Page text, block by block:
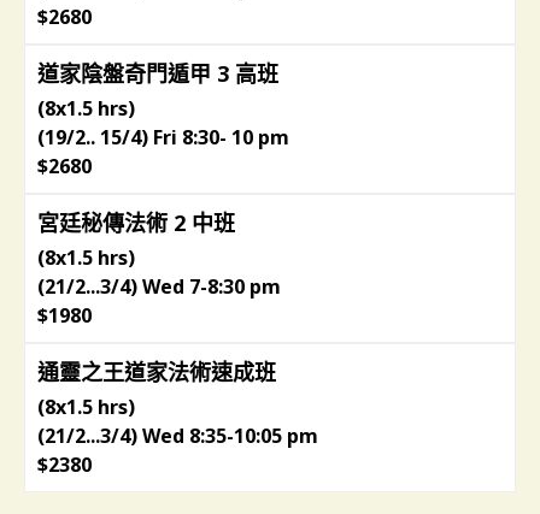
$2680
道家陰盤奇門遁甲 3 高班
(8x1.5 hrs)
(19/2.. 15/4) Fri 8:30- 10 pm
$2680
宮廷秘傳法術 2 中班
(8x1.5 hrs)
(21/2...3/4) Wed 7-8:30 pm
$1980
通靈之王道家法術速成班
(8x1.5 hrs)
(21/2...3/4) Wed 8:35-10:05 pm
$2380